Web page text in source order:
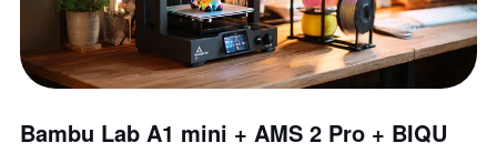
Bambu Lab A1 mini + AMS 2 Pro + BIQU